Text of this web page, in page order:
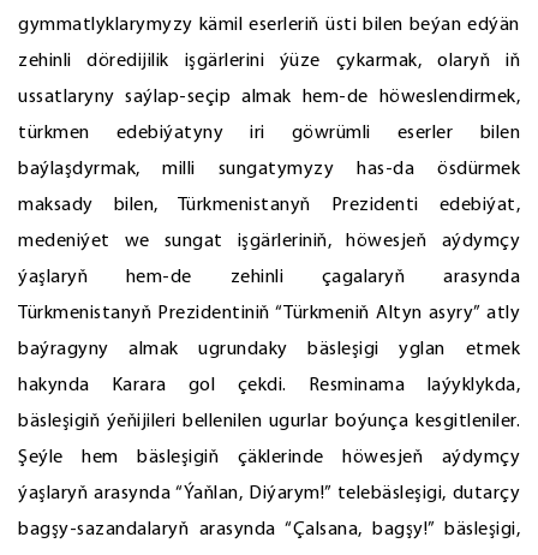
gymmatlyklarymyzy kämil eserleriň üsti bilen beýan edýän
zehinli döredijilik işgärlerini ýüze çykarmak, olaryň iň
ussatlaryny saýlap-seçip almak hem-de höweslendirmek,
türkmen edebiýatyny iri göwrümli eserler bilen
baýlaşdyrmak, milli sungatymyzy has-da ösdürmek
maksady bilen, Türkmenistanyň Prezidenti edebiýat,
medeniýet we sungat işgärleriniň, höwesjeň aýdymçy
ýaşlaryň hem-de zehinli çagalaryň arasynda
Türkmenistanyň Prezidentiniň “Türkmeniň Altyn asyry” atly
baýragyny almak ugrundaky bäsleşigi yglan etmek
hakynda Karara gol çekdi. Resminama laýyklykda,
bäsleşigiň ýeňijileri bellenilen ugurlar boýunça kesgitleniler.
Şeýle hem bäsleşigiň çäklerinde höwesjeň aýdymçy
ýaşlaryň arasynda “Ýaňlan, Diýarym!” telebäsleşigi, dutarçy
bagşy-sazandalaryň arasynda “Çalsana, bagşy!” bäsleşigi,